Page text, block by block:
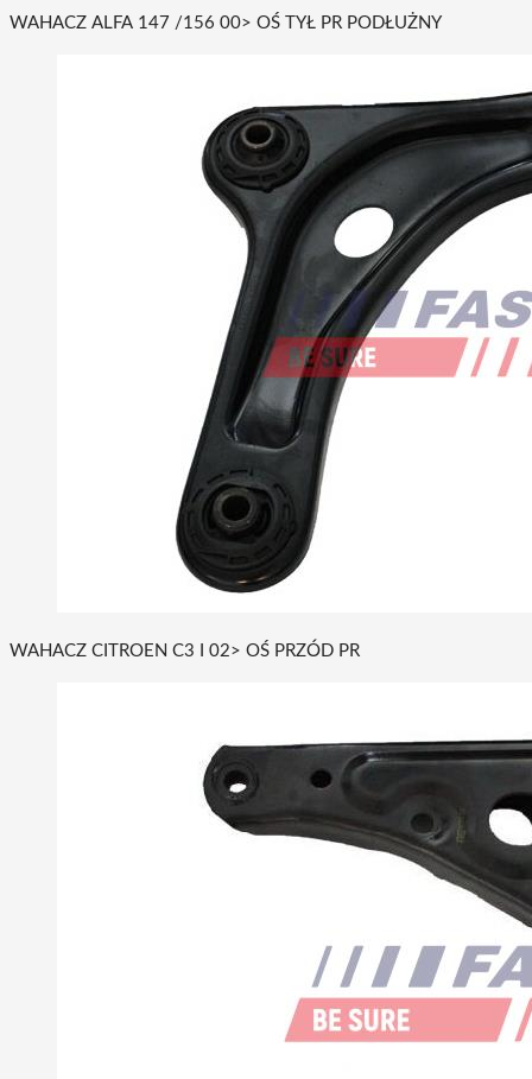
WAHACZ ALFA 147 /156 00> OŚ TYŁ PR PODŁUŻNY
WAHACZ CITROEN C3 I 02> OŚ PRZÓD PR